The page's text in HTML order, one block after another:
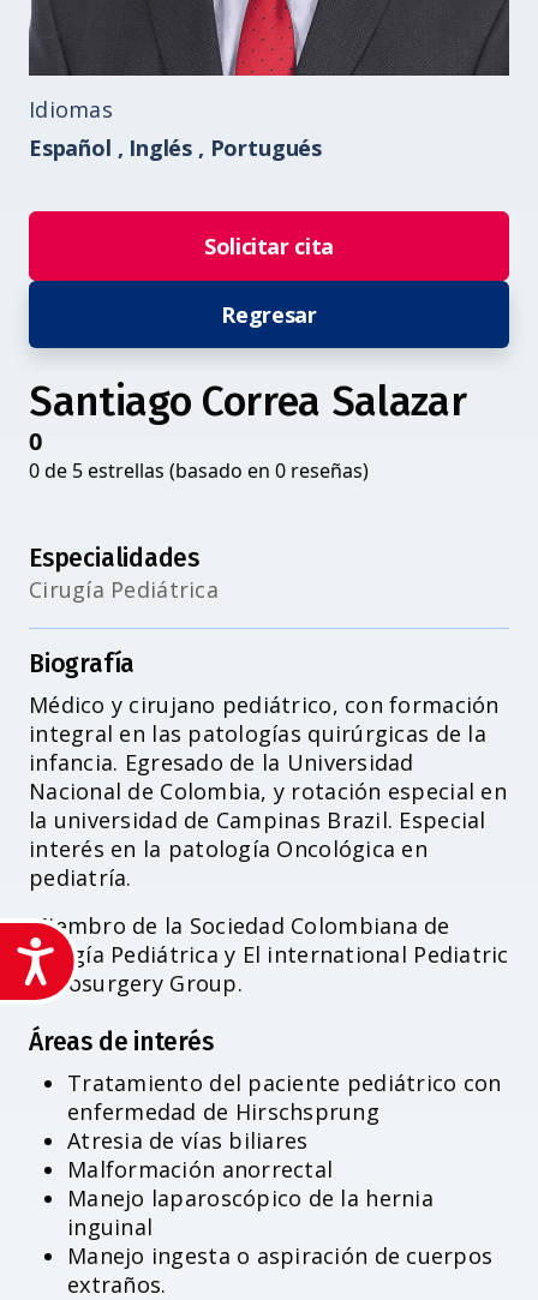
Accesibilidad
Idiomas
Español , Inglés , Portugués
Solicitar cita
Regresar
Santiago Correa Salazar
0
0 de 5 estrellas (basado en 0 reseñas)
Especialidades
Cirugía Pediátrica
Biografía
Médico y cirujano pediátrico, con formación
integral en las patologías quirúrgicas de la
infancia. Egresado de la Universidad
Nacional de Colombia, y rotación especial en
la universidad de Campinas Brazil. Especial
interés en la patología Oncológica en
pediatría.
Miembro de la Sociedad Colombiana de
Cirugía Pediátrica y El international Pediatric
Endosurgery Group.
Áreas de interés
Tratamiento del paciente pediátrico con
enfermedad de Hirschsprung
Atresia de vías biliares
Malformación anorrectal
Manejo laparoscópico de la hernia
inguinal
Manejo ingesta o aspiración de cuerpos
extraños.